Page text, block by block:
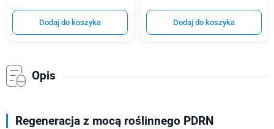
Dodaj do koszyka Dodaj do koszyka
Opis
Regeneracja z mocą roślinnego PDRN